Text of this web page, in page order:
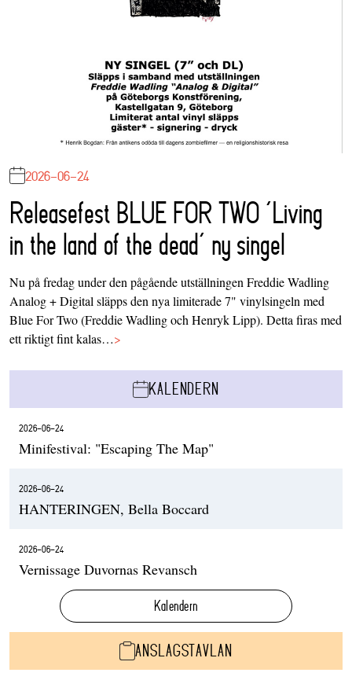
2026-06-24
Releasefest BLUE FOR TWO ‘Living
in the land of the dead’ ny singel
Nu på fredag under den pågående utställningen Freddie Wadling
Analog + Digital släpps den nya limiterade 7" vinylsingeln med
Blue For Two (Freddie Wadling och Henryk Lipp). Detta firas med
ett riktigt fint kalas…>
KALENDERN
2026-06-24
Minifestival: "Escaping The Map"
2026-06-24
HANTERINGEN, Bella Boccard
2026-06-24
Vernissage Duvornas Revansch
Kalendern
ANSLAGSTAVLAN